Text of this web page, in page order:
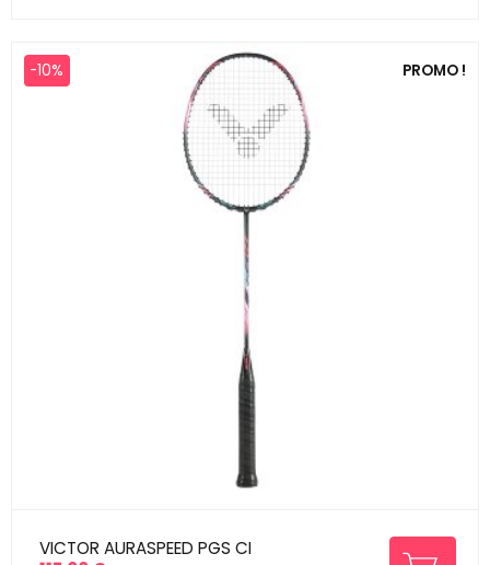
VICTOR AURASPEED PGS CI
-10% PROMO !